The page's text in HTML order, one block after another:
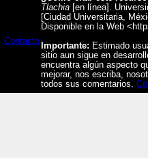
Contacto
Tlachia [en línea].
[Ciudad Universitaria,
Disponible en la Web
Importante: Estimado
sitio aun sigue en
encuentra algún aspecto
mejorar, nos escriba,
todos sus comentarios.